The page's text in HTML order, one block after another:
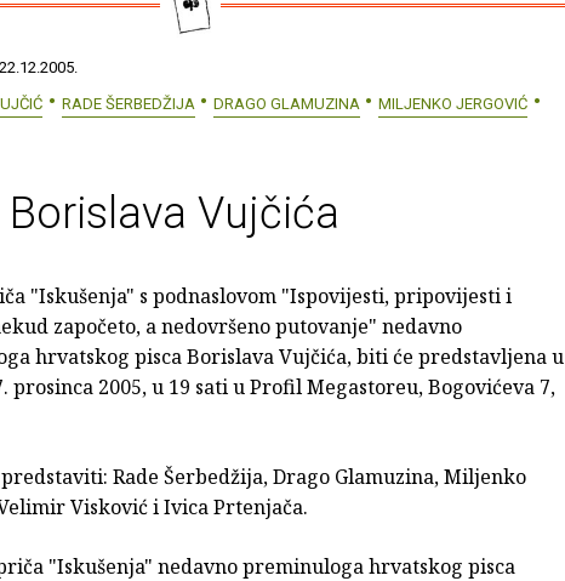
RADE ŠERBEDŽIJA DRAGO GLAMUZINA
MILJENKO JERGOVIĆ
Vujčića
"Iskušenja" s podnaslovom "Ispovijesti, pripovijesti i
započeto, a nedovršeno putovanje" nedavno
hrvatskog pisca Borislava Vujčića, biti će predstavljena u
prosinca 2005, u 19 sati u Profil Megastoreu, Bogovićeva 7,
Rade Šerbedžija, Drago Glamuzina, Miljenko
Visković i Ivica Prtenjača.
"Iskušenja" nedavno preminuloga hrvatskog pisca